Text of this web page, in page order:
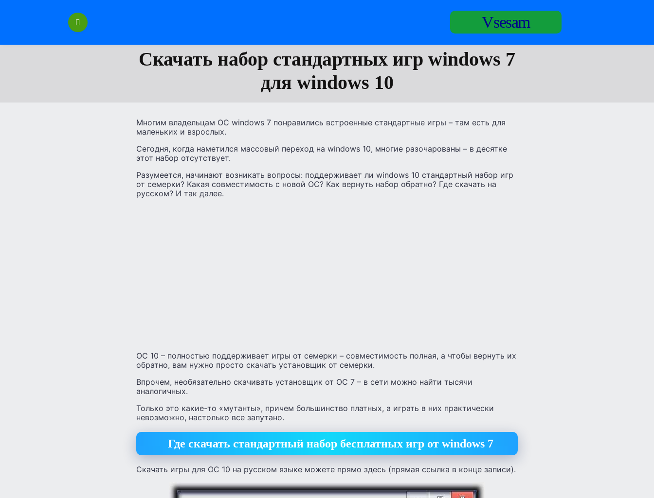
Vsesam
Скачать набор стандартных игр windows 7
для windows 10
Многим владельцам ОС windows 7 понравились встроенные стандартные игры – там есть для
маленьких и взрослых.
Сегодня, когда наметился массовый переход на windows 10, многие разочарованы – в десятке
этот набор отсутствует.
Разумеется, начинают возникать вопросы: поддерживает ли windows 10 стандартный набор игр
от семерки? Какая совместимость с новой ОС? Как вернуть набор обратно? Где скачать на
русском? И так далее.
ОС 10 – полностью поддерживает игры от семерки – совместимость полная, а чтобы вернуть их
обратно, вам нужно просто скачать установщик от семерки.
Впрочем, необязательно скачивать установщик от ОС 7 – в сети можно найти тысячи
аналогичных.
Только это какие-то «мутанты», причем большинство платных, а играть в них практически
невозможно, настолько все запутано.
Где скачать стандартный набор бесплатных игр от windows 7
Скачать игры для ОС 10 на русском языке можете прямо здесь (прямая ссылка в конце записи).